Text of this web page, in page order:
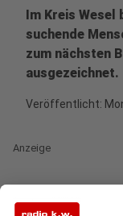
Im Kreis Wesel
suchende
zum nächsten
ausgezeichnet.
Veröffentlicht:
Anzeige
Heute passt das